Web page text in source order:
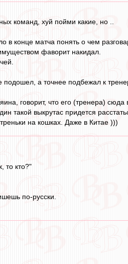
команд, хуй пойми какие, но ..
в конце матча понять о чем
фаворит накидал.
а точнее подбежал к
говорит, что его (тренера)
такой выкрутас придется
на кошках. Даже в Китае )))
то кто?"
по-русски.